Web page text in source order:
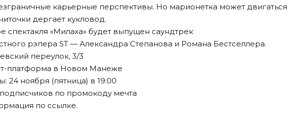
карьерные перспективы. Но марионетка может двигаться
дергает кукловод.
спектакля «Милаха» будет выпущен саундтрек
рэпера ST — Александра Степанова и Романа Бестселлера.
переулок, 3/3
платформа в Новом Манеже
24 ноября (пятница) в 19:00
по промокоду мечта
по ссылке.